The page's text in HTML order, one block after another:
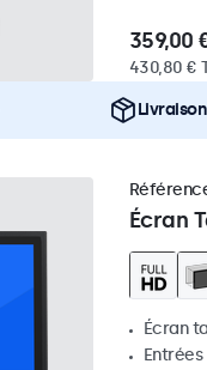
359,00
430,80 €
Écran
Écran
Entrées